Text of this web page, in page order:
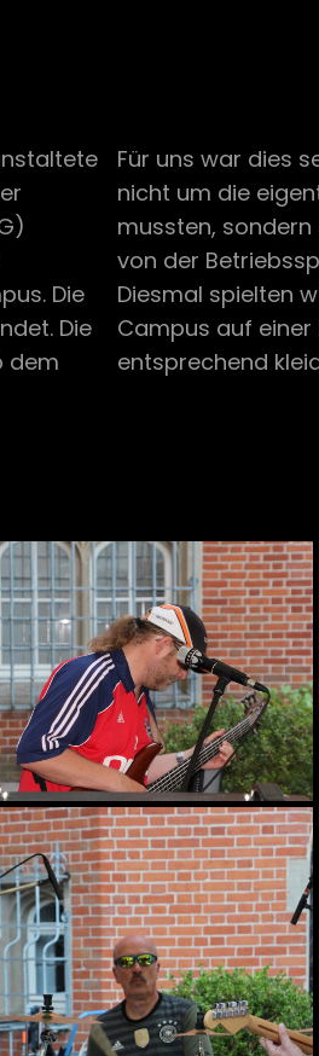
Die
Die
dem
Für uns war dies
nicht um die
mussten, sondern
von der
Diesmal spielten
Campus auf einer
entsprechend